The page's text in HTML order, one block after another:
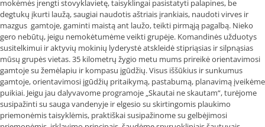
mokėmės įrengti stovyklavietę, taisyklingai pasistatyti palapines, be
degtukų įkurti laužą, saugiai naudotis aštriais įrankiais, naudoti virves ir
mazgus gamtoje, gaminti maistą ant laužo, teikti pirmąją pagalbą. Nieko
gero nebūtų, jeigu nemokėtumėme veikti grupėje. Komandinės užduotys
susitelkimui ir aktyvių mokinių lyderystė atskleidė stipriąsias ir silpnąsias
mūsų grupės vietas. 35 kilometrų žygio metu mums prireikė orientavimosi
gamtoje su žemėlapiu ir kompasu įgūdžių. Visus iššūkius ir sunkumus
gamtoje, orientavimosi įgūdžių pritaikymą, pastabumą, planavimą įveikėme
puikiai. Jeigu jau dalyvavome programoje „Skautai ne skautam“, turėjome
susipažinti su sauga vandenyje ir elgesio su skirtingomis plaukimo
priemonėmis taisyklėmis, praktiškai susipažinome su gelbėjimosi